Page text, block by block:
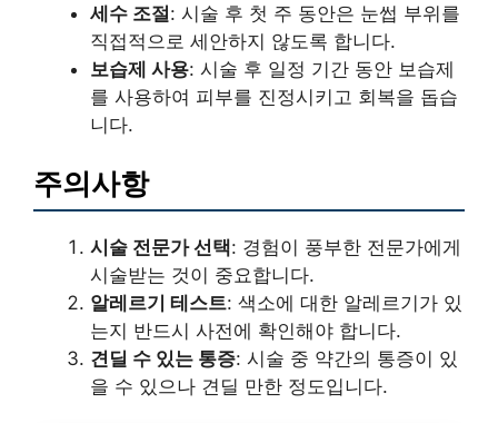
세수 조절: 시술 후 첫 주 동안은 눈썹 부위를
직접적으로 세안하지 않도록 합니다.
보습제 사용: 시술 후 일정 기간 동안 보습제
를 사용하여 피부를 진정시키고 회복을 돕습
니다.
주의사항
시술 전문가 선택: 경험이 풍부한 전문가에게
시술받는 것이 중요합니다.
알레르기 테스트: 색소에 대한 알레르기가 있
는지 반드시 사전에 확인해야 합니다.
견딜 수 있는 통증: 시술 중 약간의 통증이 있
을 수 있으나 견딜 만한 정도입니다.